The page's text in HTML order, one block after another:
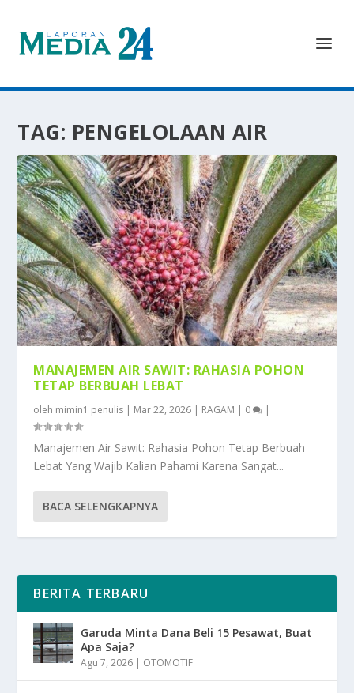
TAG: PENGELOLAAN AIR
MANAJEMEN AIR SAWIT: RAHASIA POHON
TETAP BERBUAH LEBAT
oleh mimin1 penulis | Mar 22, 2026 | RAGAM | 0 |
Manajemen Air Sawit: Rahasia Pohon Tetap Berbuah
Lebat Yang Wajib Kalian Pahami Karena Sangat...
BACA SELENGKAPNYA
BERITA TERBARU
Garuda Minta Dana Beli 15 Pesawat, Buat
Apa Saja?
Agu 7, 2026 | OTOMOTIF